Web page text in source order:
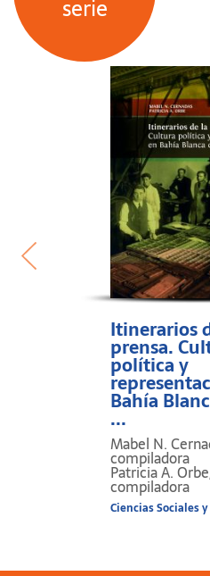
serie
Itinerarios
prensa.
política y
Bahía
...
Mabel N.
compiladora
Patricia A.
compiladora
Ciencias Sociales